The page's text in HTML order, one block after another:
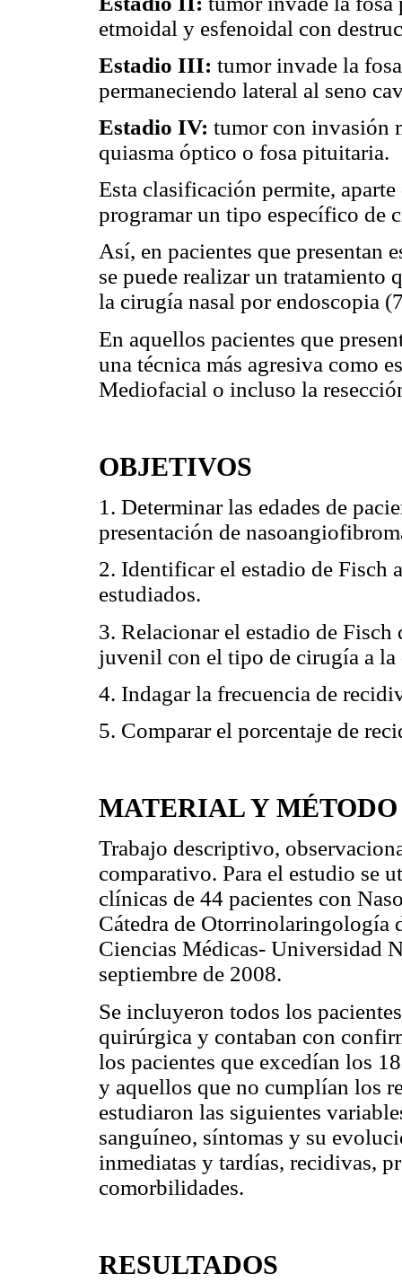
etmoidal y esfenoidal con
Estadio III: tumor invade la
permaneciendo lateral al seno
Estadio IV: tumor con invasión
quiasma óptico o fosa pituitaria.
Esta clasificación permite,
programar un tipo específico de
Así, en pacientes que presentan
se puede realizar un
la cirugía nasal por endoscopia
En aquellos pacientes que
una técnica más agresiva como
Mediofacial o incluso la
OBJETIVOS
1. Determinar las edades de
presentación de
2. Identificar el estadio de Fisch
estudiados.
3. Relacionar el estadio de
juvenil con el tipo de cirugía a la
4. Indagar la frecuencia de
5. Comparar el porcentaje de
MATERIAL Y MÉTODO
Trabajo descriptivo,
comparativo. Para el estudio se
clínicas de 44 pacientes con
Cátedra de Otorrinolaringología
Ciencias Médicas- Universidad
septiembre de 2008.
Se incluyeron todos los
quirúrgica y contaban con
los pacientes que excedían los
y aquellos que no cumplían los
estudiaron las siguientes
sanguíneo, síntomas y su
inmediatas y tardías, recidivas,
comorbilidades.
RESULTADOS